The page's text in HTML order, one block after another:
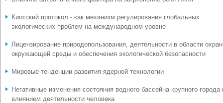
Киотский протокол - как механизм регулирования глобальных
экологических проблем на международном уровне
Лицензирование природопользования, деятельности в области
окружающей среды и обеспечения экологической безопасности
Мировые тенденции развития ядерной технологии
Негативные изменения состояния водного бассейна крупного города
влиянием деятельности человека